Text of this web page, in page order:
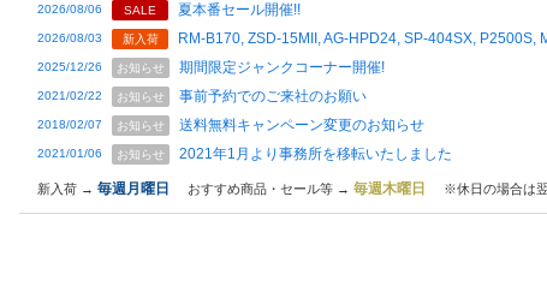
2026/08/06 SALE 夏本番セール開催!!
2026/08/03 新入荷 RM-B170, ZSD-15MII, AG-HPD24, SP-404SX, P2500S,
2025/12/26 お知らせ 期間限定ジャンクコーナー開催!
2021/02/22 お知らせ 事前予約でのご来社のお願い
2018/02/07 お知らせ 送料無料キャンペーン変更のお知らせ
2021/01/06 お知らせ 2021年1月より事務所を移転いたしました
新入荷 → 毎週月曜日 おすすめ商品・セール等 → 毎週木曜日 ※休日の場合は